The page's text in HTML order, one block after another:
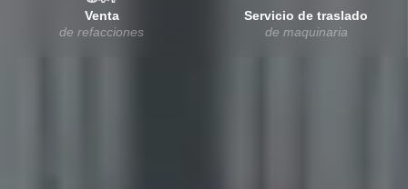
Venta
de refacciones
Servicio de traslado
de maquinaria